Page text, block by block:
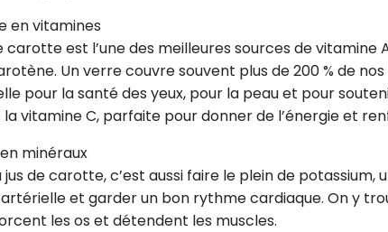
en vitamines
carotte est l’une des meilleures sources de
Un verre couvre souvent plus de 200 % de
pour la santé des yeux, pour la peau et pour
la vitamine C, parfaite pour donner de l’énergie et
minéraux
jus de carotte, c’est aussi faire le plein de
et garder un bon rythme cardiaque. On y
les os et détendent les muscles.